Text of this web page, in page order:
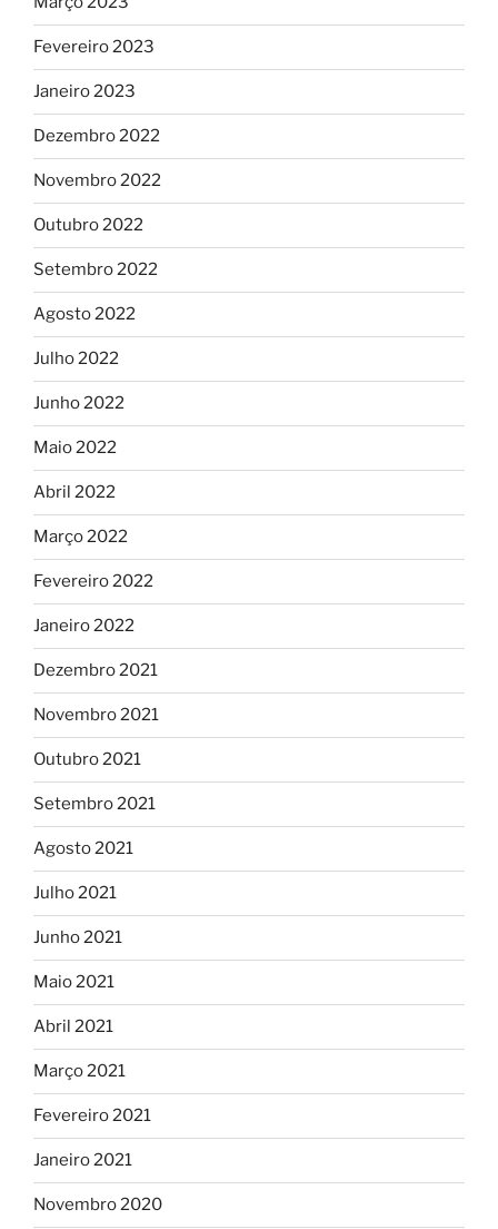
Fevereiro 2023
Janeiro 2023
Dezembro 2022
Novembro 2022
Outubro 2022
Setembro 2022
Agosto 2022
Julho 2022
Junho 2022
Maio 2022
Abril 2022
Março 2022
Fevereiro 2022
Janeiro 2022
Dezembro 2021
Novembro 2021
Outubro 2021
Setembro 2021
Agosto 2021
Julho 2021
Junho 2021
Maio 2021
Abril 2021
Março 2021
Fevereiro 2021
Janeiro 2021
Novembro 2020